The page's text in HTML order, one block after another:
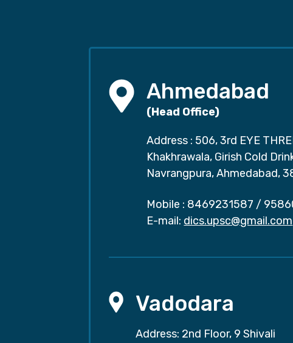
Ahmedabad
(Head Office)
Address : 506, 3rd EYE
Khakhrawala, Girish Cold
Navrangpura, Ahmedabad,
Mobile : 8469231587 /
E-mail: dics.upsc@gmail.com
Vadodara
Address: 2nd Floor, 9 Shivali